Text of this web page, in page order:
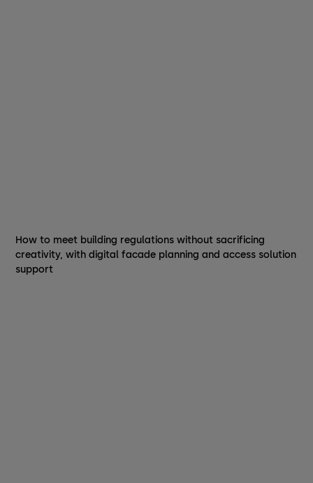
How to meet building regulations without sacrificing
creativity, with digital facade planning and access solution
support